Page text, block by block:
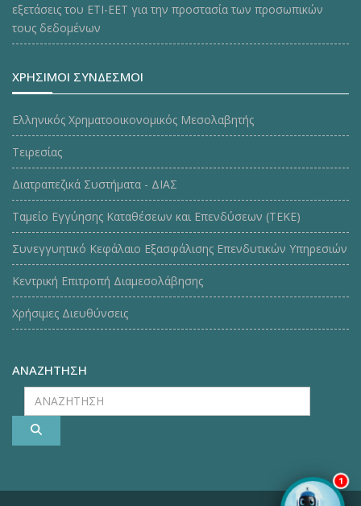
1
εξετάσεις του ΕΤΙ-ΕΕΤ για την προστασία των προσωπικών
τους δεδομένων
ΧΡΗΣΙΜΟΙ ΣΥΝΔΕΣΜΟΙ
Ελληνικός Χρηματοοικονομικός Μεσολαβητής
Τειρεσίας
Διατραπεζικά Συστήματα - ΔΙΑΣ
Ταμείο Εγγύησης Καταθέσεων και Επενδύσεων (ΤΕΚE)
Συνεγγυητικό Κεφάλαιο Εξασφάλισης Επενδυτικών Υπηρεσιών
Κεντρική Επιτροπή Διαμεσολάβησης
Χρήσιμες Διευθύνσεις
ΑΝΑΖΗΤΗΣΗ
ΑΝΑΖΗΤΗΣΗ